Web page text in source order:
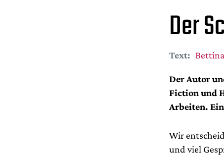
Der
Text:
Der Autor
Fiction und
Arbeiten.
Wir
und viel